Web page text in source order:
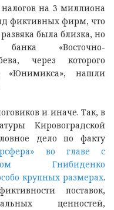
на 3 миллиона
фиктивных фирм, что
была близка, но
«Восточно-
через которого
«Юнимикса», нашли
и иначе. Так, в
Кировоградской
дело по факту
во главе с
Гнибиденко
крупных размерах.
поставок,
ценностей,